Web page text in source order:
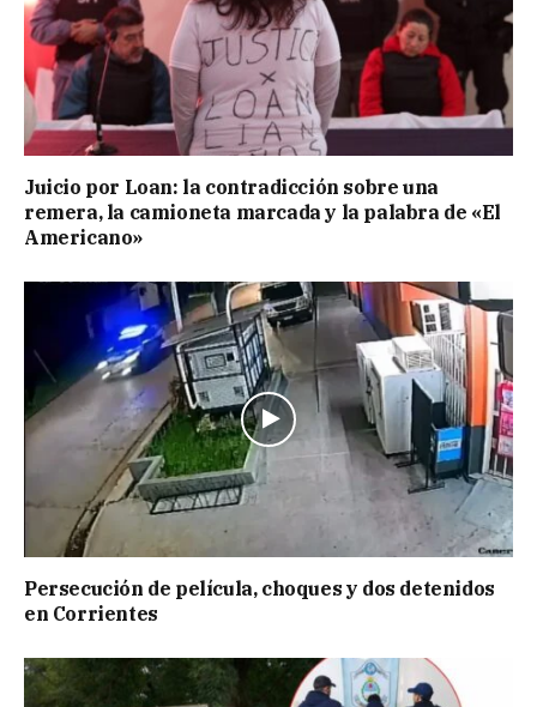
Juicio por Loan: la contradicción sobre una
remera, la camioneta marcada y la palabra de «El
Americano»
Persecución de película, choques y dos detenidos
en Corrientes